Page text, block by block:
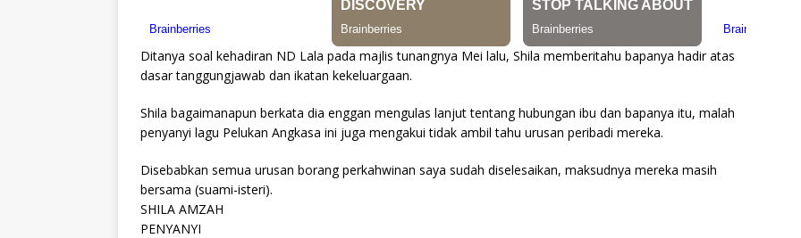
Ditanya soal kehadiran ND Lala pada majlis tunangnya Mei lalu, Shila memberitahu bapanya hadir atas
dasar tanggungjawab dan ikatan kekeluargaan.
Shila bagaimanapun berkata dia enggan mengulas lanjut tentang hubungan ibu dan bapanya itu, malah
penyanyi lagu Pelukan Angkasa ini juga mengakui tidak ambil tahu urusan peribadi mereka.
Disebabkan semua urusan borang perkahwinan saya sudah diselesaikan, maksudnya mereka masih
bersama (suami-isteri).
SHILA AMZAH
PENYANYI